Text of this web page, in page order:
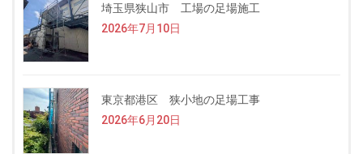
埼玉県狭山市 工場の足場施工
2026年7月10日
東京都港区 狭小地の足場工事
2026年6月20日